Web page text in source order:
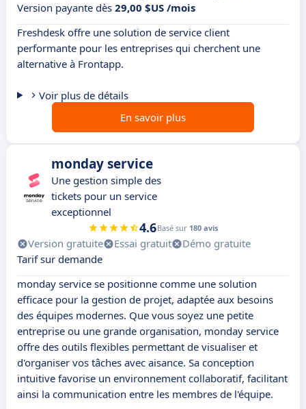
Version payante dès 29,00 $US /mois
Freshdesk offre une solution de service client
performante pour les entreprises qui cherchent une
alternative à Frontapp.
Voir plus de détails
En savoir plus
monday service
Une gestion simple des
tickets pour un service
exceptionnel
4.6Basé sur 180 avis
Version gratuite Essai gratuit
Démo gratuite
Tarif sur demande
monday service se positionne comme une solution
efficace pour la gestion de projet, adaptée aux besoins
des équipes modernes. Que vous soyez une petite
entreprise ou une grande organisation, monday service
offre des outils flexibles permettant de visualiser et
d'organiser vos tâches avec aisance. Sa conception
intuitive favorise un environnement collaboratif, facilitant
ainsi la communication entre les membres de l'équipe.